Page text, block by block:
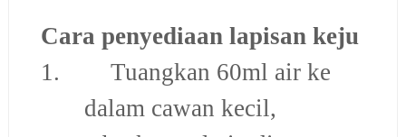
Cara penyediaan lapisan keju
1. Tuangkan 60ml air ke
dalam cawan kecil,